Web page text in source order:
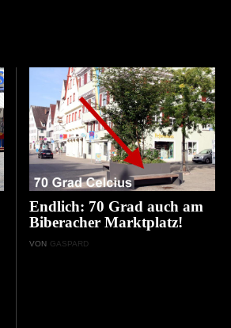
Endlich: 70 Grad auch am
Biberacher Marktplatz!
VON GASPARD